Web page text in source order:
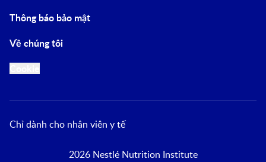
Thông báo bảo mật
Về chúng tôi
Chỉ dành cho nhân viên y tế
2026 Nestlé Nutrition Institute